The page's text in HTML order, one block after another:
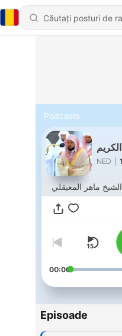
Podcasts
NED
ماهر المعيقلي
00:00
Episoade